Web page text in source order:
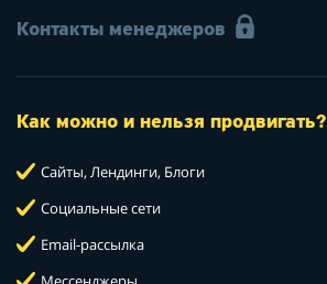
Контакты менеджеров
Как можно и нельзя продвигать?
Сайты, Лендинги, Блоги
Социальные сети
Email-рассылка